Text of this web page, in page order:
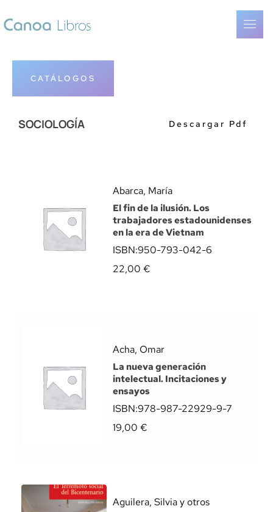
CATÁLOGOS
SOCIOLOGÍA Descargar Pdf
Abarca, María
El fin de la ilusión. Los
trabajadores estadounidenses
en la era de Vietnam
ISBN:950-793-042-6
22,00 €
Acha, Omar
La nueva generación
intelectual. Incitaciones y
ensayos
ISBN:978-987-22929-9-7
19,00 €
Aguilera, Silvia y otros